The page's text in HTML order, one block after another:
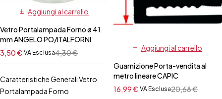
Aggiungi al carrello
Vetro Portalampada Forno ø 41
mm ANGELO PO/ITALFORNI
4,30€
3,50€ IVA Esclusa
Caratteristiche Generali Vetro
Portalampada Forno
Aggiungi al carrello
Guarnizione Porta-vendita al
metro lineare CAPIC
20,68€
16,99€ IVA Esclusa